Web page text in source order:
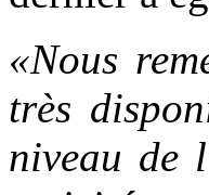
«Nous
très
niveau de